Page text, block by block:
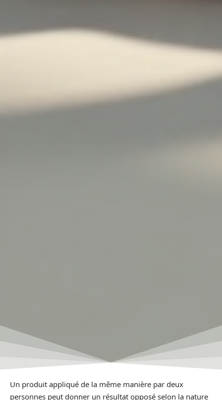
Un produit appliqué de la même manière par deux
personnes peut donner un résultat opposé selon la nature